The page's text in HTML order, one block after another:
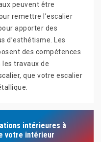
peuvent être
remettre l’escalier
apporter des
d’esthétisme. Les
des compétences
les travaux de
que votre escalier
intérieures à
votre intérieur